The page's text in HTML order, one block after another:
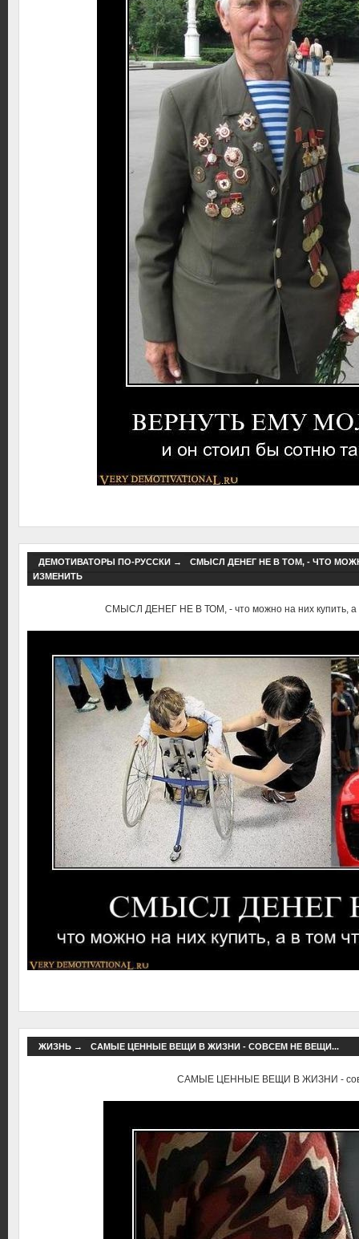
ДЕМОТИВАТОРЫ ПО-РУССКИ→
СМЫСЛ ДЕНЕГ НЕ В ТОМ, - ЧТО
ИЗМЕНИТЬ
СМЫСЛ ДЕНЕГ НЕ В ТОМ, - что можно на них купить, а
ЖИЗНЬ→ САМЫЕ ЦЕННЫЕ ВЕЩИ В ЖИЗНИ - СОВСЕМ НЕ ВЕЩИ...
САМЫЕ ЦЕННЫЕ ВЕЩИ В ЖИЗНИ -